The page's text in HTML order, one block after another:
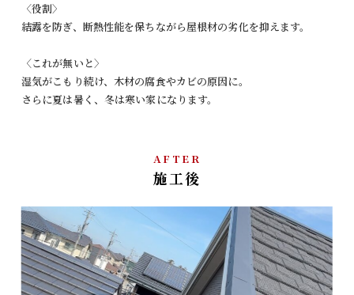
〈役割〉
結露を防ぎ、断熱性能を保ちながら屋根材の劣化を抑えます。
〈これが無いと〉
湿気がこもり続け、木材の腐食やカビの原因に。
さらに夏は暑く、冬は寒い家になります。
AFTER
施工後